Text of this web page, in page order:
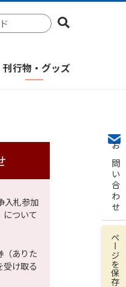
刊行物・グッズ
お問い合わせ
入札参加
について
（ありた
受け取る
ページを保存